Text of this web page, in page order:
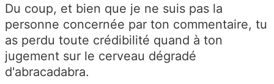
Du coup, et bien que je ne suis pas la
personne concernée par ton commentaire, tu
as perdu toute crédibilité quand à ton
jugement sur le cerveau dégradé
d'abracadabra.